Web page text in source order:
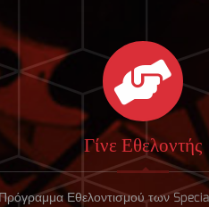
Γίνε Εθελοντής
Εθελοντισμού των